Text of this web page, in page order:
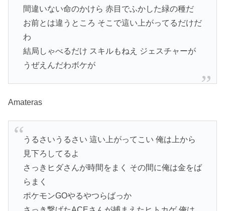
間違いない命のかけら 赤目でふかした緑の種だ
お前とは違うところ そこで這い上がってるだけだ
わ
結局しゃべるだけ スキルもねえ ジェスチャーが
うぜえんだわボケが
Amateras
うるさいうるさい 這い上がってこい 俺は上から
見下ろしてるよ
さっきヒダさんが時間をまく その間に俺は金をば
らまく
ポケモンGOやるやつらばっか